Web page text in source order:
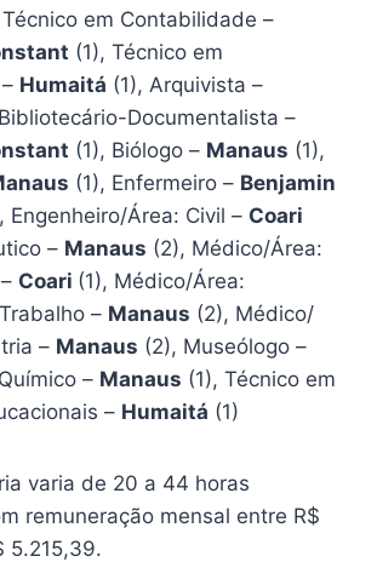
Técnico em Contabilidade –
(1), Técnico em
Humaitá (1), Arquivista –
Documentalista –
(1), Biólogo – Manaus (1),
(1), Enfermeiro – Benjamin
Engenheiro/Área: Civil – Coari
– Manaus (2), Médico/Área:
Coari (1), Médico/Área:
– Manaus (2), Médico/
– Manaus (2), Museólogo –
– Manaus (1), Técnico em
– Humaitá (1)
varia de 20 a 44 horas
remuneração mensal entre R$
5.215,39.